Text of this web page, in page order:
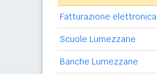
Fatturazione elettronica
Scuole Lumezzane
Banche Lumezzane